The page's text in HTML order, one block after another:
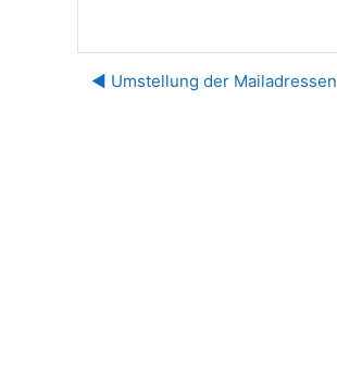
◀︎ Umstellung der Mailadressen